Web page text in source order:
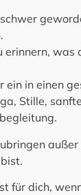
erinnern, was
ein in einen
Stille,
außer
für dich,